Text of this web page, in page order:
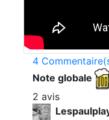
4
Note globale
2 avis